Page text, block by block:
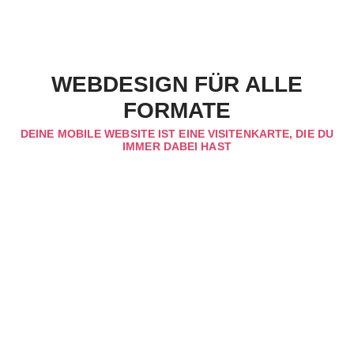
WEBDESIGN FÜR ALLE
FORMATE
DEINE MOBILE WEBSITE IST EINE VISITENKARTE, DIE DU
IMMER DABEI HAST